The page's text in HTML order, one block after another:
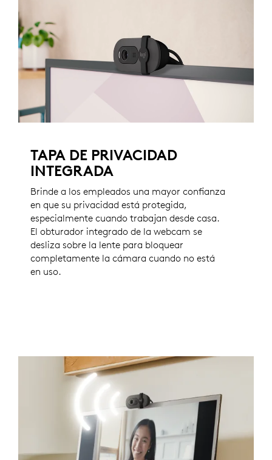
TAPA DE PRIVACIDAD
INTEGRADA
Brinde a los empleados una mayor confianza
en que su privacidad está protegida,
especialmente cuando trabajan desde casa.
El obturador integrado de la webcam se
desliza sobre la lente para bloquear
completamente la cámara cuando no está
en uso.